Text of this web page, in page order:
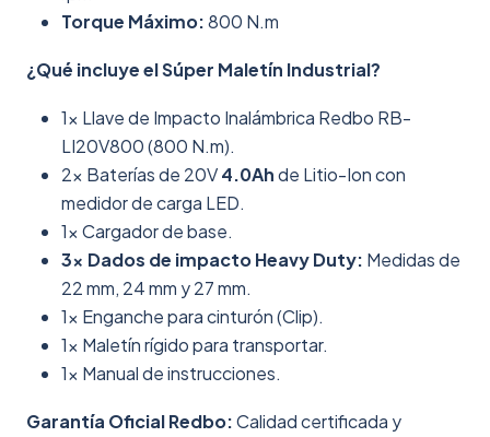
Torque Máximo:800 N.m
¿Qué incluye el Súper Maletín Industrial?
1x Llave de Impacto Inalámbrica Redbo RB-
LI20V800 (800 N.m).
2x Baterías de 20V4.0Ahde Litio-Ion con
medidor de carga LED.
1x Cargador de base.
3x Dados de impacto Heavy Duty: Medidas de
22 mm, 24 mm y 27 mm.
1x Enganche para cinturón (Clip).
1x Maletín rígido para transportar.
1x Manual de instrucciones.
Garantía Oficial Redbo:Calidad certificada y